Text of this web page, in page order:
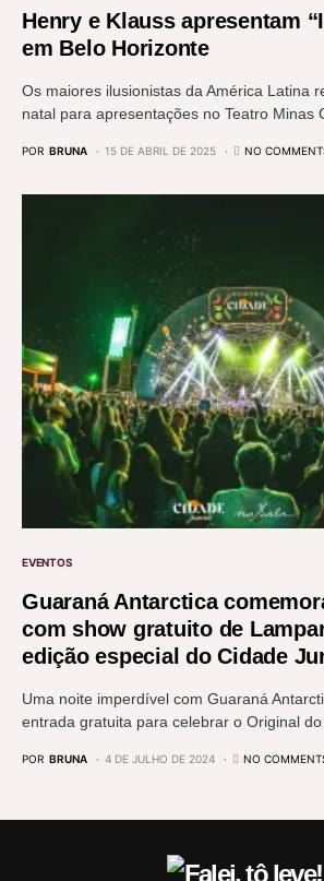
Henry e Klauss apresentam
em Belo Horizonte
Os maiores ilusionistas da América Latina
natal para apresentações no Teatro Minas
POR BRUNA 15 DE ABRIL DE 2025 NO
EVENTOS
Guaraná Antarctica
com show gratuito de
edição especial do Cidade
Uma noite imperdível com Guaraná
entrada gratuita para celebrar o Original do
POR BRUNA 4 DE JULHO DE 2024 NO